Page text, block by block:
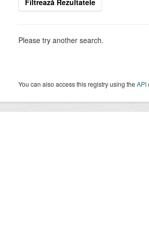
Filtrează Rezultatele
Please try another search.
You can also access this registry using theAPI